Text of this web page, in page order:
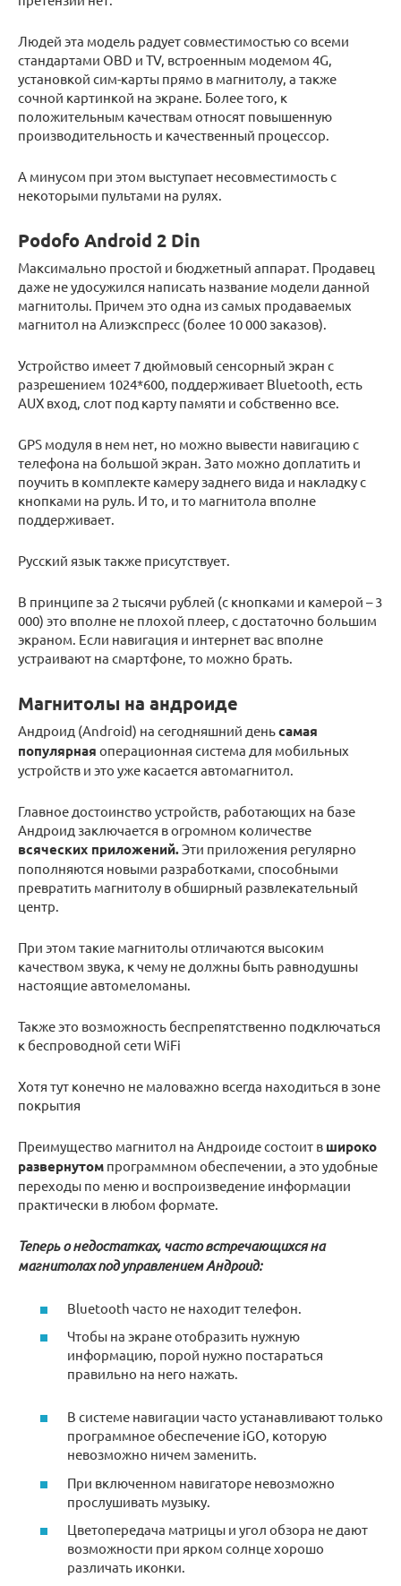
Людей эта модель радует совместимостью со всеми
стандартами OBD и TV, встроенным модемом 4G,
установкой сим-карты прямо в магнитолу, а также
сочной картинкой на экране. Более того, к
положительным качествам относят повышенную
производительность и качественный процессор.
А минусом при этом выступает несовместимость с
некоторыми пультами на рулях.
Podofo Android 2 Din
Максимально простой и бюджетный аппарат. Продавец
даже не удосужился написать название модели данной
магнитолы. Причем это одна из самых продаваемых
магнитол на Алиэкспресс (более 10 000 заказов).
Устройство имеет 7 дюймовый сенсорный экран с
разрешением 1024*600, поддерживает Bluetooth, есть
AUX вход, слот под карту памяти и собственно все.
GPS модуля в нем нет, но можно вывести навигацию с
телефона на большой экран. Зато можно доплатить и
поучить в комплекте камеру заднего вида и накладку с
кнопками на руль. И то, и то магнитола вполне
поддерживает.
Русский язык также присутствует.
В принципе за 2 тысячи рублей (с кнопками и камерой – 3
000) это вполне не плохой плеер, с достаточно большим
экраном. Если навигация и интернет вас вполне
устраивают на смартфоне, то можно брать.
Магнитолы на андроиде
Андроид (Android) на сегодняшний деньсамая
популярная операционная система для мобильных
устройств и это уже касается автомагнитол.
Главное достоинство устройств, работающих на базе
Андроид заключается в огромном количестве
всяческих приложений.Эти приложения регулярно
пополняются новыми разработками, способными
превратить магнитолу в обширный развлекательный
центр.
При этом такие магнитолы отличаются высоким
качеством звука, к чему не должны быть равнодушны
настоящие автомеломаны.
Также это возможность беспрепятственно подключаться
к беспроводной сети WiFi
Хотя тут конечно не маловажно всегда находиться в зоне
покрытия
Преимущество магнитол на Андроиде состоит в широко
развернутом программном обеспечении, а это удобные
переходы по меню и воспроизведение информации
практически в любом формате.
Теперь о недостатках, часто встречающихся на
магнитолах под управлением Андроид:
Bluetooth часто не находит телефон.
Чтобы на экране отобразить нужную
информацию, порой нужно постараться
правильно на него нажать.
В системе навигации часто устанавливают только
программное обеспечение iGO, которую
невозможно ничем заменить.
При включенном навигаторе невозможно
прослушивать музыку.
Цветопередача матрицы и угол обзора не дают
возможности при ярком солнце хорошо
различать иконки.